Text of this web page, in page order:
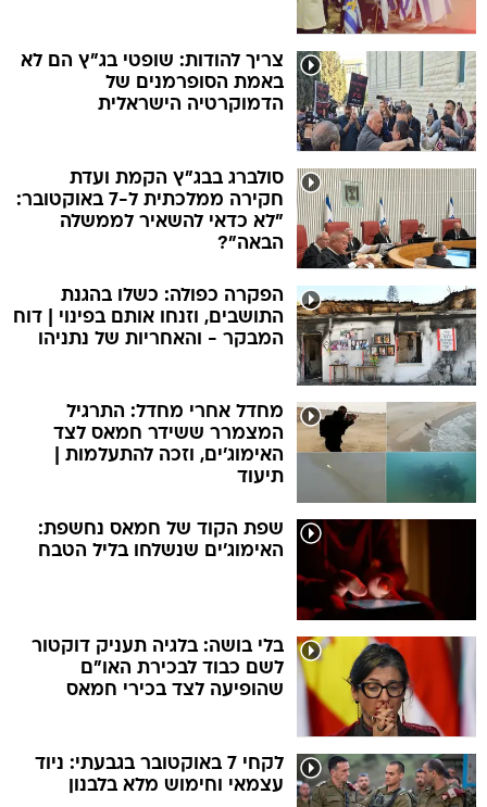
צריך להודות: שופטי בג"ץ הם לא
באמת הסופרמנים של
הדמוקרטיה הישראלית
סולברג בבג"ץ הקמת ועדת
חקירה ממלכתית ל-7 באוקטובר:
"לא כדאי להשאיר לממשלה
הבאה"?
הפקרה כפולה: כשלו בהגנת
התושבים, וזנחו אותם בפינוי | דוח
המבקר - והאחריות של נתניהו
מחדל אחרי מחדל: התרגיל
המצמרר ששידר חמאס לצד
האימוג'ים, וזכה להתעלמות |
תיעוד
שפת הקוד של חמאס נחשפת:
האימוג'ים שנשלחו בליל הטבח
בלי בושה: בלגיה תעניק דוקטור
לשם כבוד לבכירת האו"ם
שהופיעה לצד בכירי חמאס
לקחי 7 באוקטובר בגבעתי: ניוד
עצמאי וחימוש מלא בלבנון